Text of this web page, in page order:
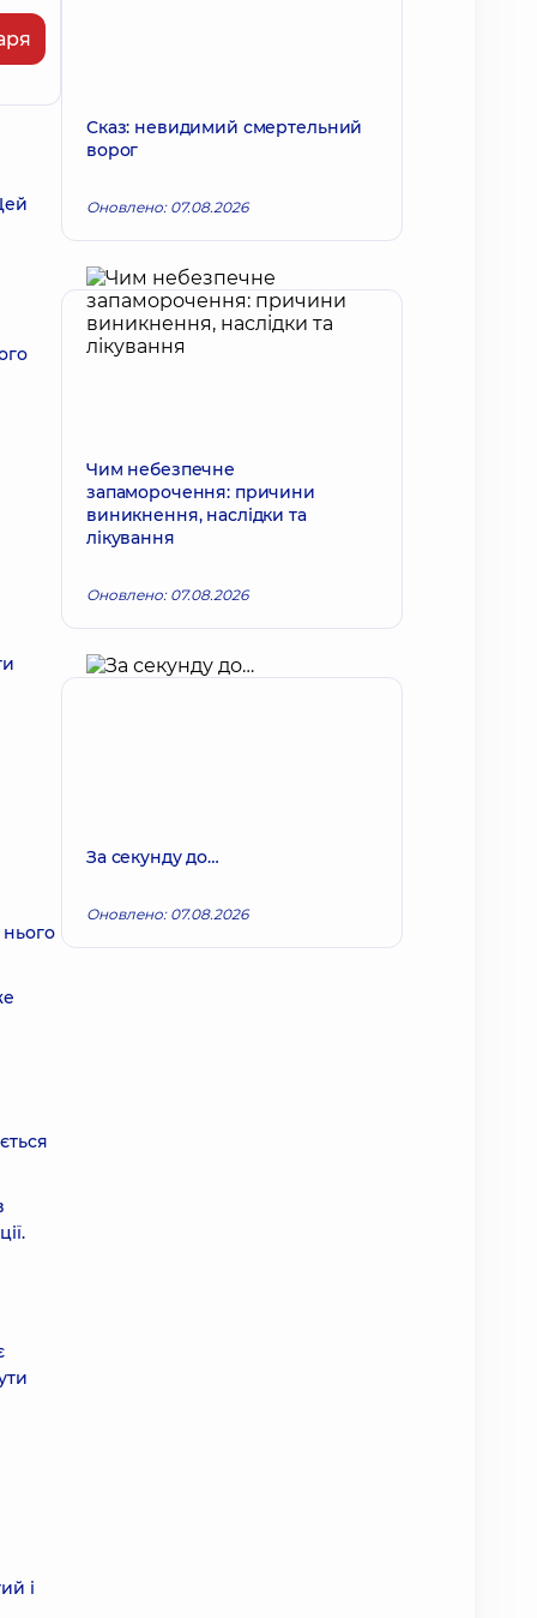
і
Сказ: невидимий смертельний
ворог
Оновлено: 07.08.2026
Чим небезпечне
запаморочення: причини
виникнення, наслідки та
лікування
Оновлено: 07.08.2026
За секунду до…
Оновлено: 07.08.2026